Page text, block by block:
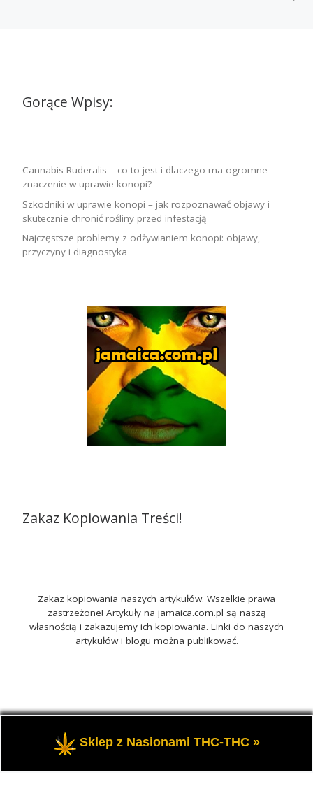
Gorące Wpisy:
Cannabis Ruderalis – co to jest i dlaczego ma ogromne
znaczenie w uprawie konopi?
Szkodniki w uprawie konopi – jak rozpoznawać objawy i
skutecznie chronić rośliny przed infestacją
Najczęstsze problemy z odżywianiem konopi: objawy,
przyczyny i diagnostyka
Zakaz Kopiowania Treści!
Zakaz kopiowania naszych artykułów. Wszelkie prawa
zastrzeżone! Artykuły na jamaica.com.pl są naszą
własnością i zakazujemy ich kopiowania. Linki do naszych
artykułów i blogu można publikować.
© 2026 Jamaica.com.pl– Wszelkie prawa zastrzeżone
Portal o marihuanie THC i roślinach konopi CBD.
Sklep z Nasionami THC-THC »